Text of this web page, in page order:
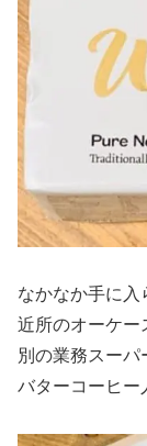
なかなか手に入
近所のオーケー
別の業務スーパ
バターコーヒー